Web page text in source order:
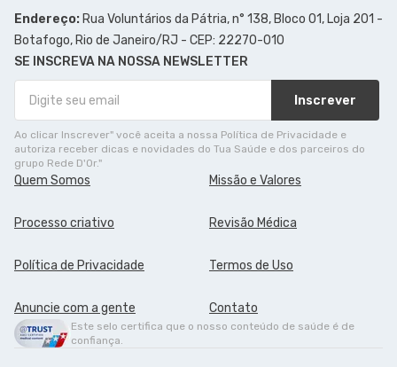
Endereço: Rua Voluntários da Pátria, n° 138, Bloco 01, Loja 201 -
Botafogo, Rio de Janeiro/RJ - CEP: 22270-010
SE INSCREVA NA NOSSA NEWSLETTER
Inscrever
Ao clicar Inscrever" você aceita a nossa Política de Privacidade e
autoriza receber dicas e novidades do Tua Saúde e dos parceiros do
grupo Rede D'Or."
Quem Somos Missão e Valores
Processo criativo Revisão Médica
Política de Privacidade Termos de Uso
Anuncie com a gente Contato
Este selo certifica que o nosso conteúdo de saúde é de
confiança.